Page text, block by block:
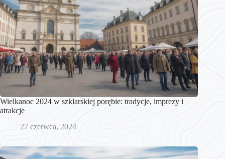
Wielkanoc 2024 w szklarskiej porębie: tradycje, imprezy i
atrakcje
27 czerwca, 2024